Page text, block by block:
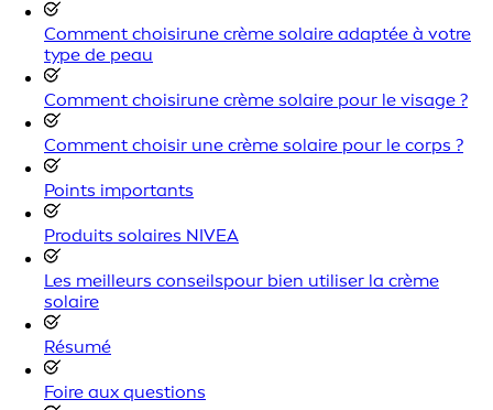
Comment choisirune crème solaire adaptée à votre
type de peau
Comment choisirune crème solaire pour le visage ?
Comment choisir une crème solaire pour le corps ?
Points importants
Produits solaires NIVEA
Les meilleurs conseilspour bien utiliser la crème
solaire
Résumé
Foire aux questions